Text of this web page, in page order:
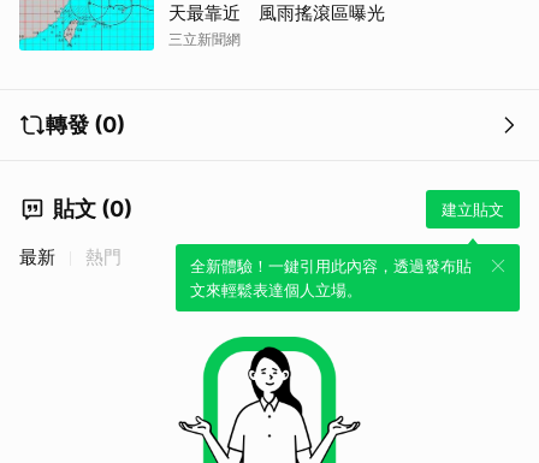
天最靠近 風雨搖滾區曝光
三立新聞網
轉發 (0)
貼文 (0) 建立貼文
全新體驗！一鍵引用此內容，透過發布貼
文來輕鬆表達個人立場。
最新 熱門